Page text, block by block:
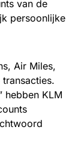
van de
persoonlijke
Air Miles,
hebben KLM